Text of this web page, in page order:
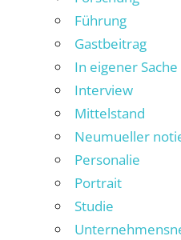
Führung
Gastbeitrag
In eigener Sache
Interview
Mittelstand
Neumueller
Personalie
Portrait
Studie